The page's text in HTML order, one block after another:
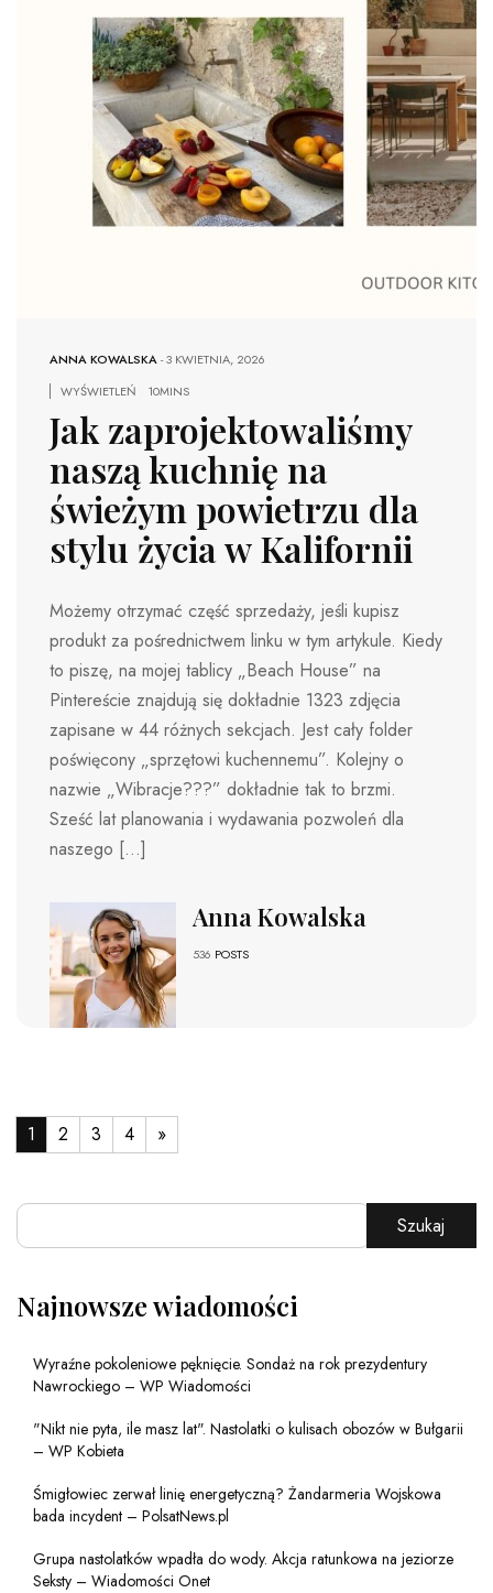
ANNA KOWALSKA-3 KWIETNIA, 2026
WYŚWIETLEŃ
10MINS
Jak zaprojektowaliśmy
naszą kuchnię na
świeżym powietrzu dla
stylu życia w Kalifornii
Możemy otrzymać część sprzedaży, jeśli kupisz
produkt za pośrednictwem linku w tym artykule. Kiedy
to piszę, na mojej tablicy „Beach House” na
Pintereście znajdują się dokładnie 1323 zdjęcia
zapisane w 44 różnych sekcjach. Jest cały folder
poświęcony „sprzętowi kuchennemu”. Kolejny o
nazwie „Wibracje???” dokładnie tak to brzmi.
Sześć lat planowania i wydawania pozwoleń dla
naszego […]
Anna Kowalska
536 POSTS
1 2 3 4 »
Szukaj
Najnowsze wiadomości
Wyraźne pokoleniowe pęknięcie. Sondaż na rok prezydentury
Nawrockiego – WP Wiadomości
"Nikt nie pyta, ile masz lat". Nastolatki o kulisach obozów w Bułgarii
– WP Kobieta
Śmigłowiec zerwał linię energetyczną? Żandarmeria Wojskowa
bada incydent – PolsatNews.pl
Grupa nastolatków wpadła do wody. Akcja ratunkowa na jeziorze
Seksty – Wiadomości Onet